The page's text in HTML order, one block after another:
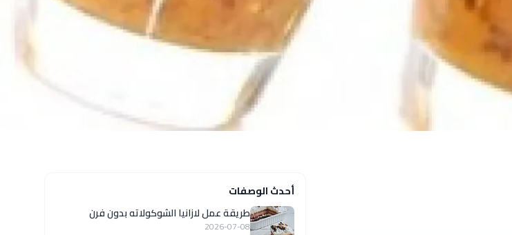
أحدث الوصفات
طريقة عمل لازانيا الشوكولاته بدون فرن
2026-07-08